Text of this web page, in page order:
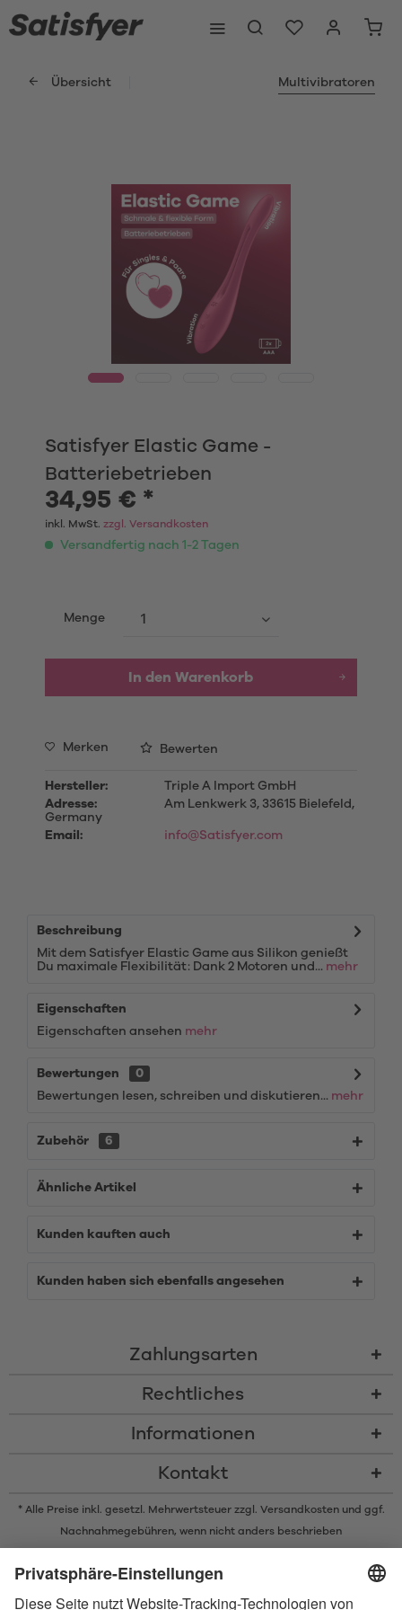
Übersicht Multivibratoren
Satisfyer Elastic Game -
Batteriebetrieben
34,95 € *
inkl. MwSt. zzgl. Versandkosten
Versandfertig nach 1-2 Tagen
Menge
In den Warenkorb
Merken Bewerten
Hersteller:
Triple A Import GmbH
Adresse:
Am Lenkwerk 3, 33615 Bielefeld,
Germany
Email:
info@Satisfyer.com
Beschreibung
Mit dem Satisfyer Elastic Game aus Silikon genießt
Du maximale Flexibilität: Dank 2 Motoren und... mehr
Eigenschaften
Eigenschaften ansehen mehr
Bewertungen
0
Bewertungen lesen, schreiben und diskutieren... mehr
Zubehör 6
Ähnliche Artikel
Kunden kauften auch
Kunden haben sich ebenfalls angesehen
Zahlungsarten
Rechtliches
Informationen
Kontakt
* Alle Preise inkl. gesetzl. Mehrwertsteuer zzgl. Versandkostenund ggf.
Nachnahmegebühren, wenn nicht anders beschrieben
und Eigentum der Bluetooth SIG, Inc. Die Nutzung dieser Marken durch